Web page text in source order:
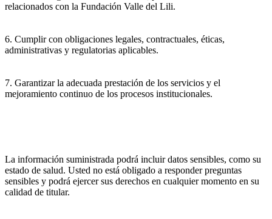
relacionados con la Fundación Valle del Lili.
6. Cumplir con obligaciones legales, contractuales, éticas,
administrativas y regulatorias aplicables.
7. Garantizar la adecuada prestación de los servicios y el
mejoramiento continuo de los procesos institucionales.
La información suministrada podrá incluir datos sensibles, como su
estado de salud. Usted no está obligado a responder preguntas
sensibles y podrá ejercer sus derechos en cualquier momento en su
calidad de titular.